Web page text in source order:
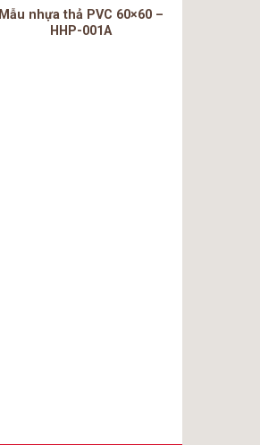
Mẫu nhựa thả PVC 60×60 –
HHP-001A